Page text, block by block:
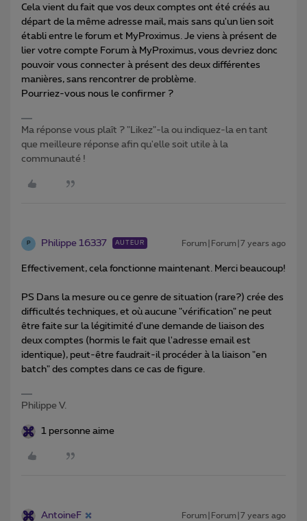
Cela vient du fait que vos deux comptes ont été créés au
départ de la même adresse mail, mais sans qu'un lien soit
établi entre le forum et MyProximus. Je viens à présent de
lier votre compte Forum à MyProximus, vous devriez donc
pouvoir vous connecter à présent des deux différentes
manières, sans rencontrer de problème.
Pourriez-vous nous le confirmer ?
Ma réponse vous plaît ? "Likez"-la ou indiquez-la en tant
que meilleure réponse afin qu'elle soit utile à la
communauté !
P Philippe 16337 AUTEUR Forum|Forum|7 years ago
Effectivement, cela fonctionne maintenant. Merci beaucoup!
PS Dans la mesure ou ce genre de situation (rare?) crée des
difficultés techniques, et où aucune "vérification" ne peut
être faite sur la légitimité d'une demande de liaison des
deux comptes (hormis le fait que l'adresse email est
identique), peut-être faudrait-il procéder à la liaison "en
batch" des comptes dans ce cas de figure.
Philippe V.
1 personne aime
AntoineF Forum|Forum|7 years ago